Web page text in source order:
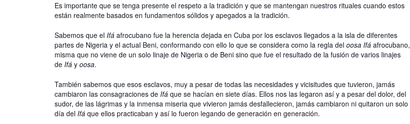
Es importante que se tenga presente el respeto a la tradición y que se mantengan nuestros rituales cuando estos
están realmente basados en fundamentos sólidos y apegados a la tradición.
Sabemos que el Ifá afrocubano fue la herencia dejada en Cuba por los esclavos llegados a la isla de diferentes
partes de Nigeria y el actual Beni, conformando con ello lo que se considera como la regla del oosa Ifá afrocubano,
misma que no viene de un solo linaje de Nigeria o de Beni sino que fue el resultado de la fusión de varios linajes
de Ifá y oosa.
También sabemos que esos esclavos, muy a pesar de todas las necesidades y vicisitudes que tuvieron, jamás
cambiaron las consagraciones de Ifá que se hacían en siete días. Ellos nos las legaron así y a pesar del dolor, del
sudor, de las lágrimas y la inmensa miseria que vivieron jamás desfallecieron, jamás cambiaron ni quitaron un solo
día del Ifá que ellos practicaban y así lo fueron legando de generación en generación.